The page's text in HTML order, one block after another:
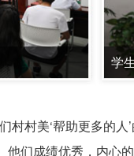
学
村村美‘帮助更多的
们成绩优秀，内心